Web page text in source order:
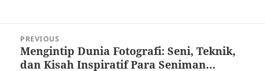
navigation
PREVIOUS
Previous
post:
Mengintip Dunia Fotografi: Seni, Teknik,
dan Kisah Inspiratif Para Seniman…